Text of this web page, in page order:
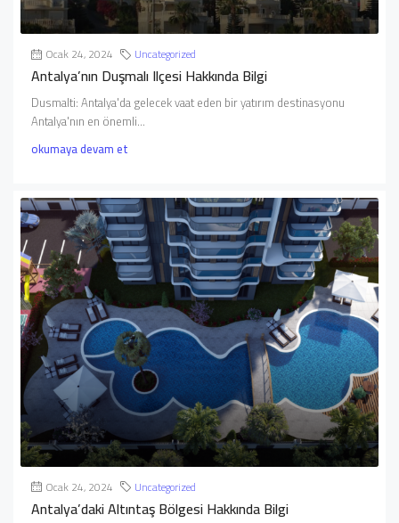
Ocak 24, 2024 Uncategorized
Antalya’nın Duşmalı Ilçesi Hakkında Bilgi
Dusmalti: Antalya'da gelecek vaat eden bir yatırım destinasyonu
Antalya'nın en önemli...
okumaya devam et
Ocak 24, 2024 Uncategorized
Antalya’daki Altıntaş Bölgesi Hakkında Bilgi